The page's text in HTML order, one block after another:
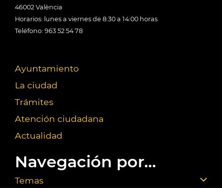
46002 València
Horarios: lunes a viernes de 8:30 a 14:00 horas
Teléfono: 963 52 54 78
Ayuntamiento
La ciudad
Trámites
Atención ciudadana
Actualidad
Navegación por...
Temas